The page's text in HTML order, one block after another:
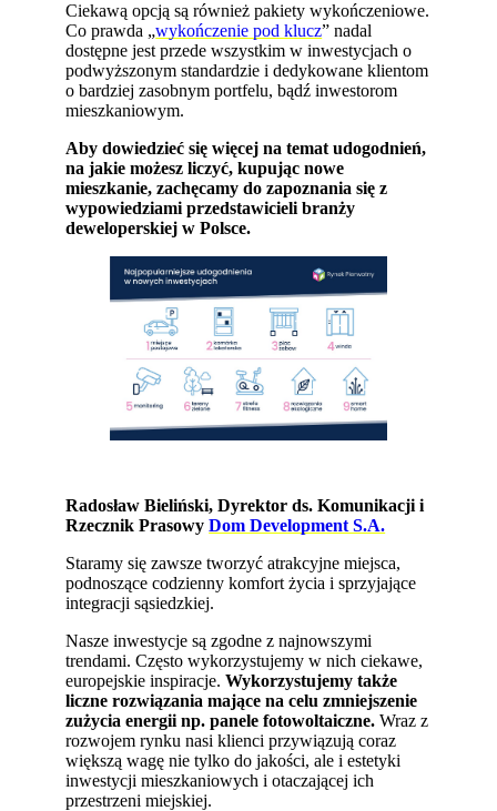
Ciekawą opcją są również pakiety wykończeniowe.
Co prawda „wykończenie pod klucz” nadal
dostępne jest przede wszystkim w inwestycjach o
podwyższonym standardzie i dedykowane klientom
o bardziej zasobnym portfelu, bądź inwestorom
mieszkaniowym.
Aby dowiedzieć się więcej na temat udogodnień,
na jakie możesz liczyć, kupując nowe
mieszkanie, zachęcamy do zapoznania się z
wypowiedziami przedstawicieli branży
deweloperskiej w Polsce.
Radosław Bieliński, Dyrektor ds. Komunikacji i
Rzecznik PrasowyDom Development S.A.
Staramy się zawsze tworzyć atrakcyjne miejsca,
podnoszące codzienny komfort życia i sprzyjające
integracji sąsiedzkiej.
Nasze inwestycje są zgodne z najnowszymi
trendami. Często wykorzystujemy w nich ciekawe,
europejskie inspiracje.Wykorzystujemy także
liczne rozwiązania mające na celu zmniejszenie
zużycia energii np. panele fotowoltaiczne. Wraz z
rozwojem rynku nasi klienci przywiązują coraz
większą wagę nie tylko do jakości, ale i estetyki
inwestycji mieszkaniowych i otaczającej ich
przestrzeni miejskiej.